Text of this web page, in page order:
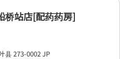
桥站店[配药药房]
县273-0002JP